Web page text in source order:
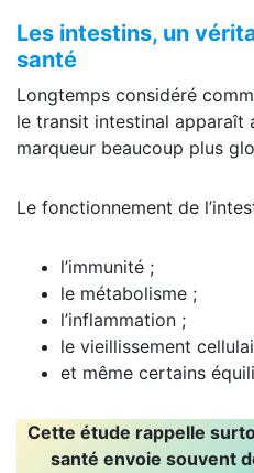
Les intestins, un
santé
Longtemps considéré
le transit intestinal apparaît
marqueur beaucoup plus
Le fonctionnement de
l’immunité ;
le métabolisme ;
l’inflammation ;
le vieillissement
et même certains
Cette étude rappelle
santé envoie souvent